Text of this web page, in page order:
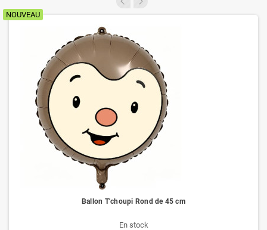
NOUVEAU
Ballon T'choupi Rond de 45 cm
En stock